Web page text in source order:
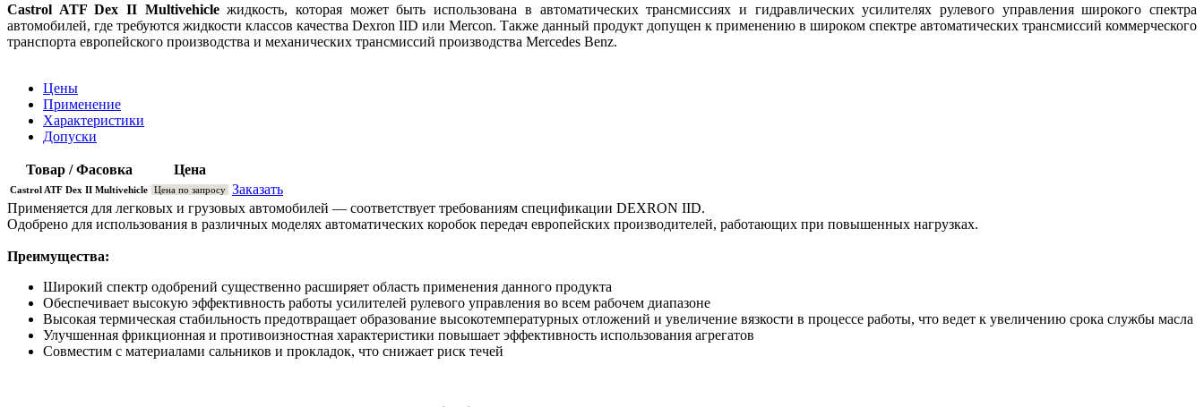
Castrol ATF Dex II Multivehicleжидкость, которая может быть использована в автоматических трансмиссиях и гидравлических усилителях рулевого управления широкого спектра
автомобилей, где требуются жидкости классов качества Dexron IID или Mercon. Также данный продукт допущен к применению в широком спектре автоматических трансмиссий коммерческого
транспорта европейского производства и механических трансмиссий производства Mercedes Benz.
Цены
Применение
Характеристики
Допуски
Товар / Фасовка Цена
Castrol ATF Dex II Multivehicle Цена по запросу Заказать
Применяется для легковых и грузовых автомобилей — соответствует требованиям спецификации DEXRON IID.
Одобрено для использования в различных моделях автоматических коробок передач европейских производителей, работающих при повышенных нагрузках.
Преимущества:
Широкий спектр одобрений существенно расширяет область применения данного продукта
Обеспечивает высокую эффективность работы усилителей рулевого управления во всем рабочем диапазоне
Высокая термическая стабильность предотвращает образование высокотемпературных отложений и увеличение вязкости в процессе работы, что ведет к увеличению срока службы масла
Улучшенная фрикционная и противоизностная характеристики повышает эффективность использования агрегатов
Совместим с материалами сальников и прокладок, что снижает риск течей